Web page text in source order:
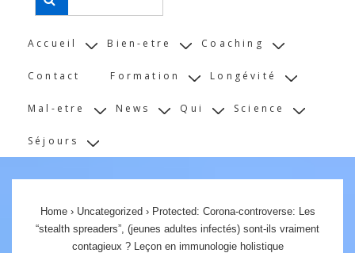
Main
Accueil Bien-etre Coaching
Contact Formation Longévité
Mal-etre News Qui Science
Séjours
Home › Uncategorized › Protected: Corona-controverse: Les
“stealth spreaders”, (jeunes adultes infectés) sont-ils vraiment
contagieux ? Leçon en immunologie holistique